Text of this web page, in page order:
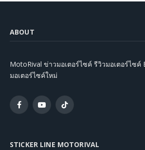
ABOUT
MotoRival ข่าวมอเตอร์ไซค์ รีวิวมอเตอร์ไซค์
มอเตอร์ไซค์ใหม่
FacebookYouTubeTikTok
STICKER LINE MOTORIVAL